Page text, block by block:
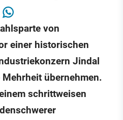
von
einer historischen
Jindal
übernehmen.
schrittweisen